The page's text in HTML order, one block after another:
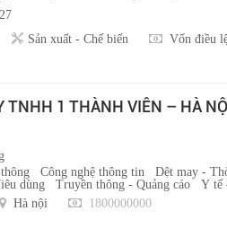
27
Sản xuất - Chế biến Vốn điều
TNHH 1 THÀNH VIÊN – HÀ
Công nghệ thông tin Dệt may -
dùng Truyền thông - Quảng cáo
Y tế
Hà nội 1800000000